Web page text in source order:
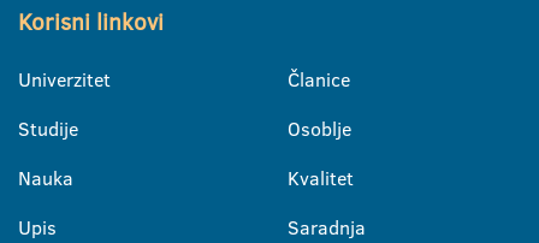
Korisni linkovi
Univerzitet
Studije
Nauka
Upis
Članice
Osoblje
Kvalitet
Saradnja